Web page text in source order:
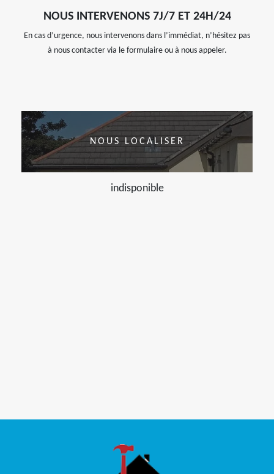
NOUS INTERVENONS 7J/7 ET 24H/24
En cas d’urgence, nous intervenons dans l’immédiat, n’hésitez pas
à nous contacter via le formulaire ou à nous appeler.
NOUS LOCALISER
indisponible